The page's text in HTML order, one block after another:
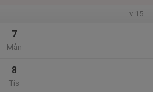
v.15
7
Mån
8
Tis